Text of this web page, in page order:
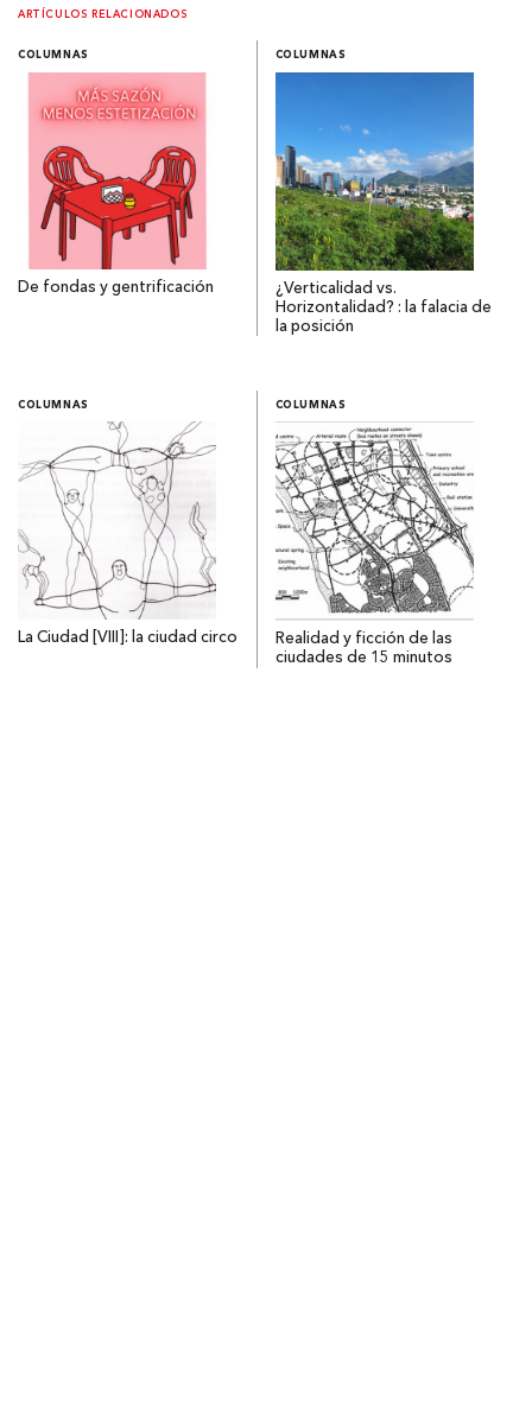
ARTÍCULOS RELACIONADOS
COLUMNAS
De fondas y gentrificación
COLUMNAS
¿Verticalidad vs.
Horizontalidad? : la falacia de
la posición
COLUMNAS
La Ciudad [VIII]: la ciudad circo
COLUMNAS
Realidad y ficción de las
ciudades de 15 minutos